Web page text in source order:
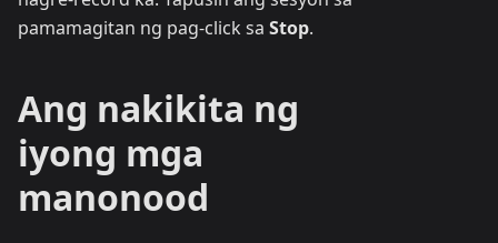
pamamagitan ng pag-click sa Stop.
Ang nakikita ng
iyong mga
manonood